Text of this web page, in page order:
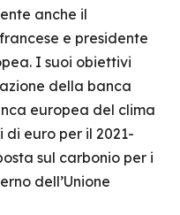
anche il
e presidente
I suoi obiettivi
della banca
europea del clima
di euro per il 2021-
sul carbonio per i
dell’Unione